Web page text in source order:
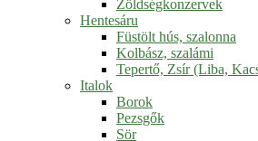
Zöldségkonzervek
Hentesáru
Füstölt hús, szalonna
Kolbász, szalámi
Tepertő, Zsír (Liba,
Italok
Borok
Pezsgők
Sör